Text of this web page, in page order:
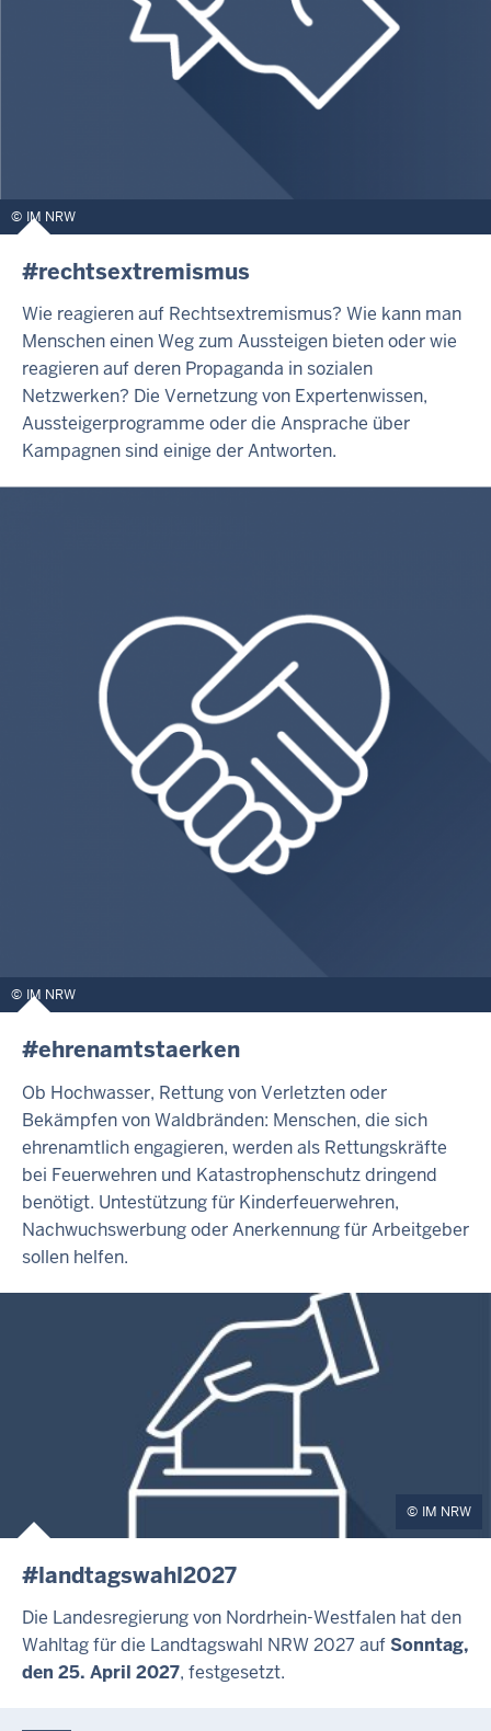
IM NRW
#rechtsextremismus
Wie reagieren auf Rechtsextremismus? Wie kann man
Menschen einen Weg zum Aussteigen bieten oder wie
reagieren auf deren Propaganda in sozialen
Netzwerken? Die Vernetzung von Expertenwissen,
Aussteigerprogramme oder die Ansprache über
Kampagnen sind einige der Antworten.
IM NRW
#ehrenamtstaerken
Ob Hochwasser, Rettung von Verletzten oder
Bekämpfen von Waldbränden: Menschen, die sich
ehrenamtlich engagieren, werden als Rettungskräfte
bei Feuerwehren und Katastrophenschutz dringend
benötigt. Untestützung für Kinderfeuerwehren,
Nachwuchswerbung oder Anerkennung für Arbeitgeber
sollen helfen.
IM NRW
#landtagswahl2027
Die Landesregierung von Nordrhein-Westfalen hat den
Wahltag für die Landtagswahl NRW 2027 aufSonntag,
den 25. April 2027, festgesetzt.